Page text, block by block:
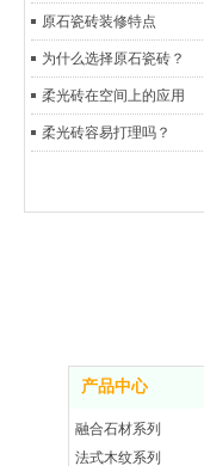
原石瓷砖装修特点
为什么选择原石瓷砖？
柔光砖在空间上的应用
柔光砖容易打理吗？
产品中心
融合石材系列
法式木纹系列